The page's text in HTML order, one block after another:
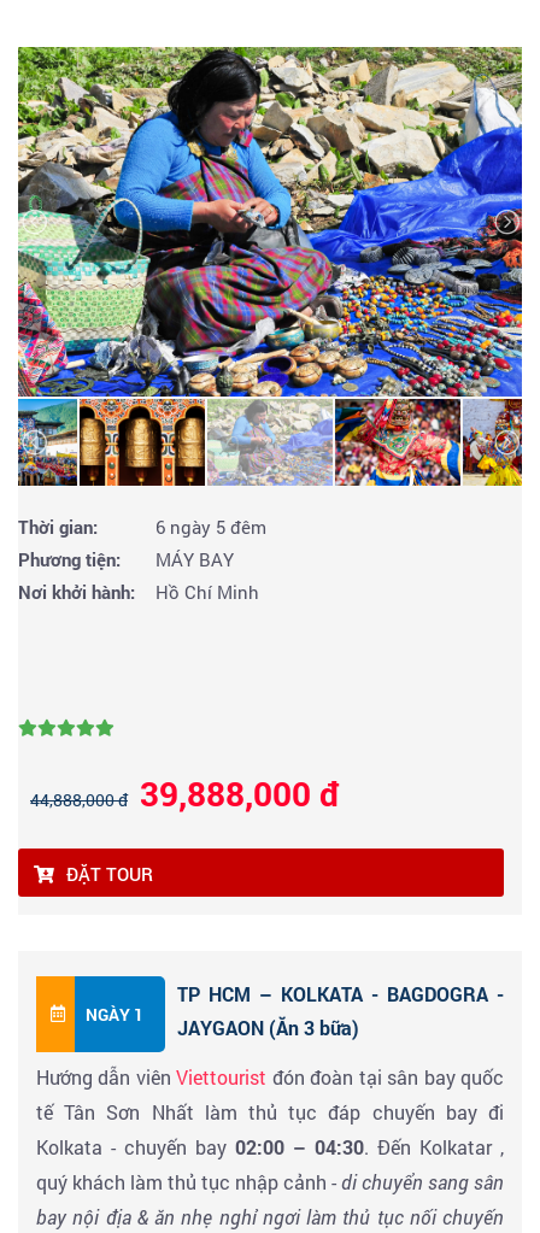
Thời gian:
6 ngày 5 đêm
Phương tiện:
MÁY BAY
Nơi khởi hành:
Hồ Chí Minh
44,888,000 đ 39,888,000 đ
ĐẶT TOUR
NGÀY 1
TP HCM – KOLKATA - BAGDOGRA -
JAYGAON (Ăn 3 bữa)
Hướng dẫn viênViettourist đón đoàn tại sân bay quốc
tế Tân Sơn Nhất làm thủ tục đáp chuyến bay đi
Kolkata - chuyến bay 02:00 – 04:30. Đến Kolkatar ,
quý khách làm thủ tục nhập cảnh -di chuyển sang sân
bay nội địa & ăn nhẹ nghỉ ngơi làm thủ tục nối chuyến